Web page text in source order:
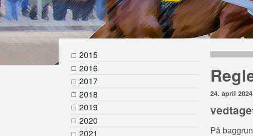
2015
2016
2017
2018
2019
2020
2021
24. april 2024
På